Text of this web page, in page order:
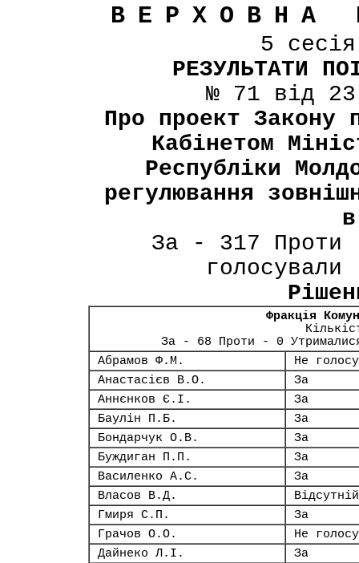
ВЕРХОВНА
5
РЕЗУЛЬТАТИ
№ 71 від
Про проект Закону
Кабінетом
Республіки
регулювання
За - 317 Проти
Фракція
За - 68 Проти - 0
Абрамов Ф.М.
Не
Анастасієв В.О.
За
Аннєнков Є.І.
За
Баулін П.Б.
За
Бондарчук О.В.
За
Буждиган П.П.
За
Василенко А.С.
За
Власов В.Д.
Відсутній
Гмиря С.П.
За
Грачов О.О.
Не
Дайнеко Л.І.
За